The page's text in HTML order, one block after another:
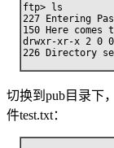
ftp> ls
227 Entering
150 Here
drwxr-xr-x 2 0 0
226 Directory
切换到pub目录下
件test.txt：